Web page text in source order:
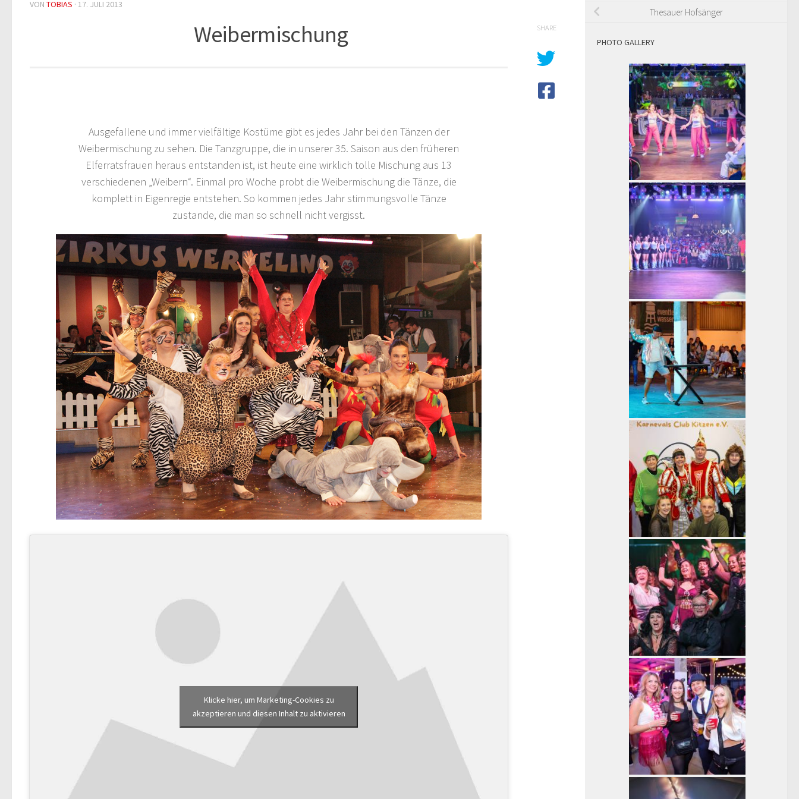
VON TOBIAS · 17. JULI 2013
Weibermischung
Ausgefallene und immer vielfältige Kostüme gibt es jedes Jahr bei den Tänzen der
Weibermischung zu sehen. Die Tanzgruppe, die in unserer 35. Saison aus den früheren
Elferratsfrauen heraus entstanden ist, ist heute eine wirklich tolle Mischung aus 13
verschiedenen „Weibern“. Einmal pro Woche probt die Weibermischung die Tänze, die
komplett in Eigenregie entstehen. So kommen jedes Jahr stimmungsvolle Tänze
zustande, die man so schnell nicht vergisst.
Klicke hier, um Marketing-Cookies zu
akzeptieren und diesen Inhalt zu aktivieren
SHARE
Thesauer Hofsänger
PHOTO GALLERY